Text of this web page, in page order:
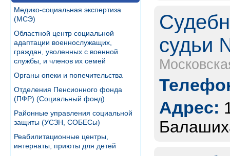
Медико-социальная экспертиза
(МСЭ)
Областной центр социальной
адаптации военнослужащих,
граждан, уволенных с военной
службы, и членов их семей
Органы опеки и попечительства
Отделения Пенсионного фонда
(ПФР) (Социальный фонд)
Районные управления социальной
защиты (УСЗН, СОБЕСы)
Реабилитационные центры,
интернаты, приюты для детей
судьи
Адрес: